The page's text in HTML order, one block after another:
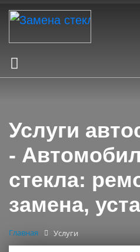
Услуги
-
стекла:
замена,
Главная Услуги